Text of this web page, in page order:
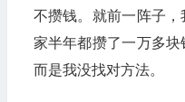
不攒钱。就前一阵子
家半年都攒了一万多块
而是我没找对方法。